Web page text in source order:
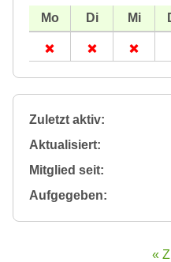
Zuletzt aktiv:
Aktualisiert:
Mitglied seit:
Aufgegeben:
«